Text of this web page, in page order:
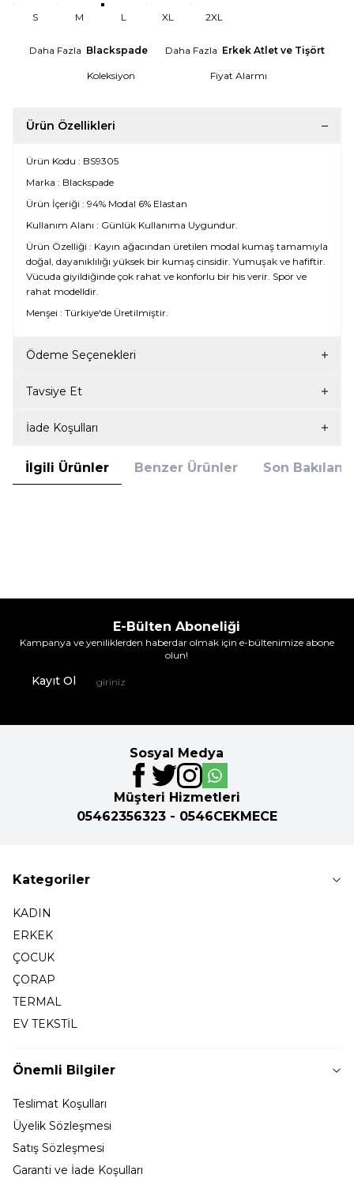
S M L XL 2XL
Daha Fazla Blackspade Daha Fazla Erkek Atlet ve Tişört
Koleksiyon Fiyat Alarmı
Ürün Özellikleri
Ürün Kodu : BS9305
Marka : Blackspade
Ürün İçeriği : 94% Modal 6% Elastan
Kullanım Alanı : Günlük Kullanıma Uygundur.
Ürün Özelliği : Kayın ağacından üretilen modal kumaş tamamıyla
doğal, dayanıklılığı yüksek bir kumaş cinsidir. Yumuşak ve hafiftir.
Vücuda giyildiğinde çok rahat ve konforlu bir his verir. Spor ve
rahat modelldir.
Menşei : Türkiye'de Üretilmiştir.
Ödeme Seçenekleri
Tavsiye Et
İade Koşulları
İlgili Ürünler Benzer Ürünler Son
E-Bülten Aboneliği
Kampanya ve yeniliklerden haberdar olmak için e-bültenimize abone
olun!
Kayıt Ol
Sosyal Medya
Müşteri Hizmetleri
05462356323 - 0546CEKMECE
Kategoriler
KADIN
ERKEK
ÇOCUK
ÇORAP
TERMAL
EV TEKSTİL
Önemli Bilgiler
Teslimat Koşulları
Üyelik Sözleşmesi
Satış Sözleşmesi
Garanti ve İade Koşulları